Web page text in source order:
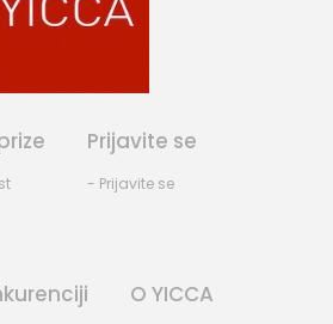
Prijavite se
- Prijavite se
O YICCA